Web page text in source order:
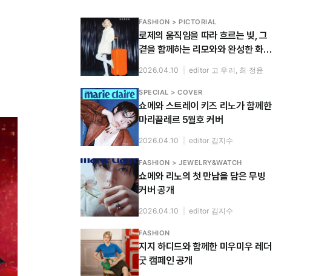
FASHION > PICTORIAL
로제의 움직임을 따라 흐르는 빛, 그
곁을 함께하는 리모와와 완성한 화보
2026.04.10 editor 고 우리, 최 정윤
SPECIAL > COVER
쇼메와 스트레이 키즈 리노가 함께한
마리끌레르 5월호 커버
2026.04.10 editor 김지수
FASHION > JEWELRY&WATCH
쇼메와 리노의 첫 만남을 담은 무빙
커버 공개
2026.04.10 editor 김지수
FASHION
지지 하디드와 함께한 미우미우 레더
굿 캠페인 공개